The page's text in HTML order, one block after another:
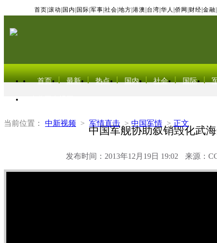
首页 滚动 国内 国际 军事 社会 地方 港澳 台湾 华人 侨网 财经 金融
首页 最新 热点 国内 社会 国际
当前位置： 中新视频 > 军情直击 > 中国军情 > 正文
中国军舰协助叙销毁化武
发布时间：2013年12月19日 19:02 来源：